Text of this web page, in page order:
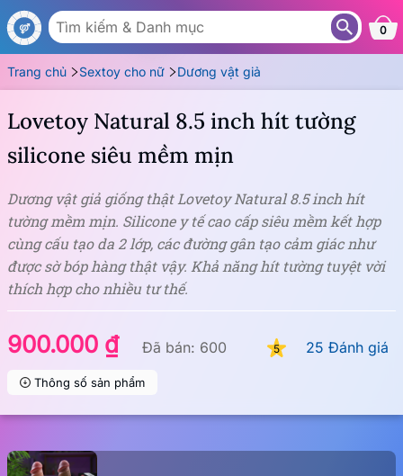
0
Trang chủ Sextoy cho nữ Dương vật giả
900.000 ₫ Đã bán: 600 5 25 Đánh giá
Thông số sản phẩm
Lovetoy Natural 8.5 inch hít tường
silicone siêu mềm mịn
Dương vật giả giống thật Lovetoy Natural 8.5 inch hít
tường mềm mịn. Silicone y tế cao cấp siêu mềm kết hợp
cùng cấu tạo da 2 lớp, các đường gân tạo cảm giác như
được sờ bóp hàng thật vậy. Khả năng hít tường tuyệt vời
thích hợp cho nhiều tư thế.